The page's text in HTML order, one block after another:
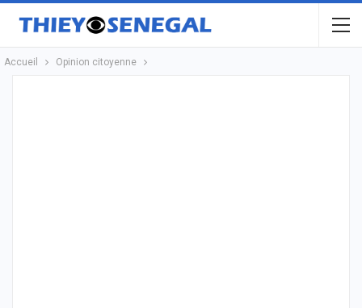
Accueil Opinion citoyenne